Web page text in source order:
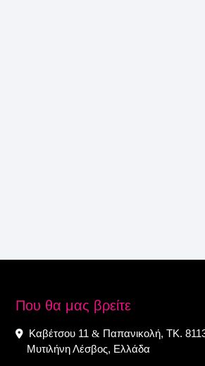
Που θα μας βρείτε
Καβέτσου 11 & Παπανικολή, ΤΚ.
Μυτιλήνη Λέσβος, Ελλάδα